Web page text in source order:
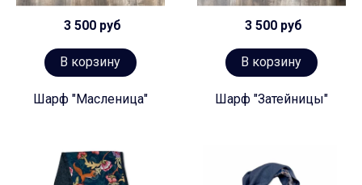
3 500 руб
В корзину
Шарф "Масленица"
3 500 руб
В корзину
Шарф "Затейницы"